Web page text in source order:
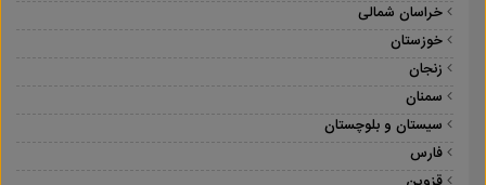
خراسان شمالی
خوزستان
زنجان
سمنان
سیستان و بلوچستان
فارس